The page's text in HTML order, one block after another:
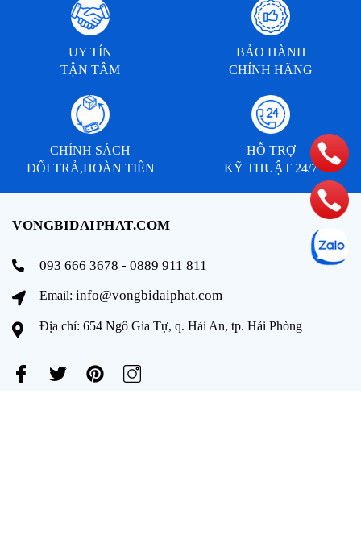
UY TÍN
TẬN TÂM
BẢO HÀNH
CHÍNH HÃNG
CHÍNH SÁCH
ĐỔI TRẢ,HOÀN TIỀN
HỖ TRỢ
KỸ THUẬT 24/7
VONGBIDAIPHAT.COM
093 666 3678 - 0889 911 811
Email: info@vongbidaiphat.com
Địa chỉ: 654 Ngô Gia Tự, q. Hải An, tp. Hải Phòng